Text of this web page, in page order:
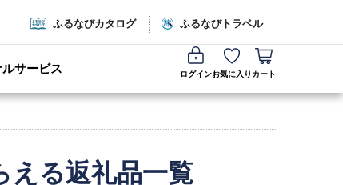
ふるなびカタログ ふるなびトラベル
サービス ログインお気に入り カート
える返礼品一覧